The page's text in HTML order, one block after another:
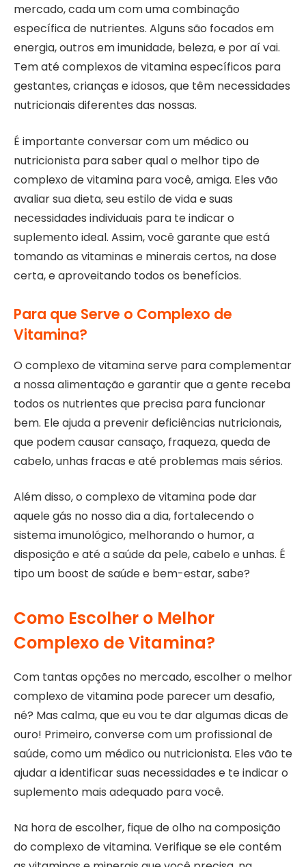
mercado, cada um com uma combinação
específica de nutrientes. Alguns são focados em
energia, outros em imunidade, beleza, e por aí vai.
Tem até complexos de vitamina específicos para
gestantes, crianças e idosos, que têm necessidades
nutricionais diferentes das nossas.
É importante conversar com um médico ou
nutricionista para saber qual o melhor tipo de
complexo de vitamina para você, amiga. Eles vão
avaliar sua dieta, seu estilo de vida e suas
necessidades individuais para te indicar o
suplemento ideal. Assim, você garante que está
tomando as vitaminas e minerais certos, na dose
certa, e aproveitando todos os benefícios.
Para que Serve o Complexo de
Vitamina?
O complexo de vitamina serve para complementar
a nossa alimentação e garantir que a gente receba
todos os nutrientes que precisa para funcionar
bem. Ele ajuda a prevenir deficiências nutricionais,
que podem causar cansaço, fraqueza, queda de
cabelo, unhas fracas e até problemas mais sérios.
Além disso, o complexo de vitamina pode dar
aquele gás no nosso dia a dia, fortalecendo o
sistema imunológico, melhorando o humor, a
disposição e até a saúde da pele, cabelo e unhas. É
tipo um boost de saúde e bem-estar, sabe?
Como Escolher o Melhor
Complexo de Vitamina?
Com tantas opções no mercado, escolher o melhor
complexo de vitamina pode parecer um desafio,
né? Mas calma, que eu vou te dar algumas dicas de
ouro! Primeiro, converse com um profissional de
saúde, como um médico ou nutricionista. Eles vão te
ajudar a identificar suas necessidades e te indicar o
suplemento mais adequado para você.
Na hora de escolher, fique de olho na composição
do complexo de vitamina. Verifique se ele contém